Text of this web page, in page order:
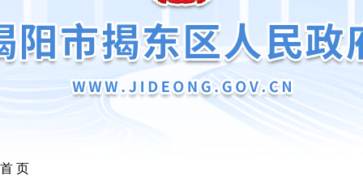
首 页